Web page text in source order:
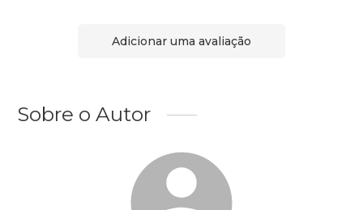
Adicionar uma avaliação
Sobre o Autor